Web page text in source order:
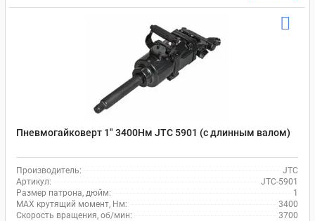
Пневмогайковерт 1" 3400Нм JTC 5901 (с длинным валом)
Производитель:
JTC
Артикул:
JTC-5901
Размер патрона, дюйм:
1
MAX крутящий момент, Нм:
3400
Скорость вращения, об/мин:
3700